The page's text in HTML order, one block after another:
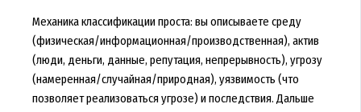
Механика классификации проста: вы описываете среду
(физическая/информационная/производственная), актив
(люди, деньги, данные, репутация, непрерывность), угрозу
(намеренная/случайная/природная), уязвимость (что
позволяет реализоваться угрозе) и последствия. Дальше